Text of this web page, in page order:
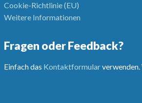
Cookie-Richtlinie (EU)
Weitere Informationen
Fragen oder Feedback?
Einfach das Kontaktformularverwenden.